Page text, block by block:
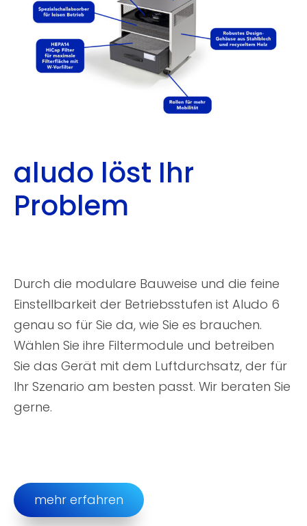
aludo löst Ihr
Problem
Durch die modulare Bauweise und die feine
Einstellbarkeit der Betriebsstufen ist Aludo 6
genau so für Sie da, wie Sie es brauchen.
Wählen Sie ihre Filtermodule und betreiben
Sie das Gerät mit dem Luftdurchsatz, der für
Ihr Szenario am besten passt. Wir beraten Sie
gerne.
mehr erfahren